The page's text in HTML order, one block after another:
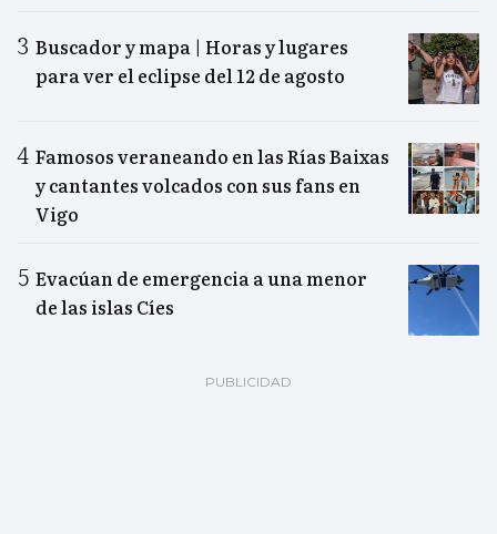
Buscador y mapa | Horas y lugares
para ver el eclipse del 12 de agosto
Famosos veraneando en las Rías Baixas
y cantantes volcados con sus fans en
Vigo
Evacúan de emergencia a una menor
de las islas Cíes